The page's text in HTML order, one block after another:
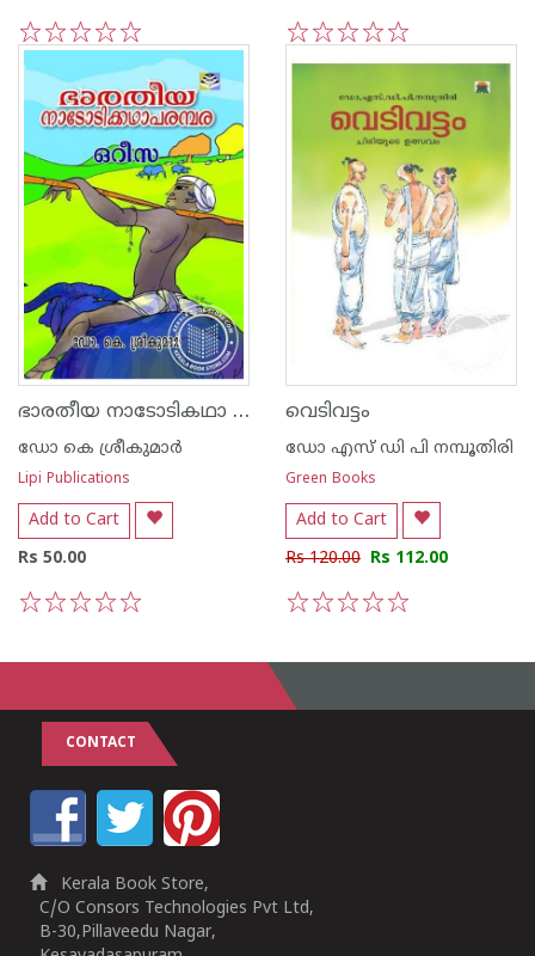
5
4
3
2
1
ഭാരതീയ നാടോടികഥാ പരമ്പര ഒറീസ്സ
ഡോ കെ ശ്രീകുമാര്‍
Lipi Publications
Add to Cart
Rs 50.00
വെടിവട്ടം
ഡോ എസ് ഡി പി നമ്പൂതിരി
Green Books
Add to Cart
Rs 120.00 Rs 112.00
CONTACT
Kerala Book Store,
C/O Consors Technologies Pvt Ltd,
B-30,Pillaveedu Nagar,